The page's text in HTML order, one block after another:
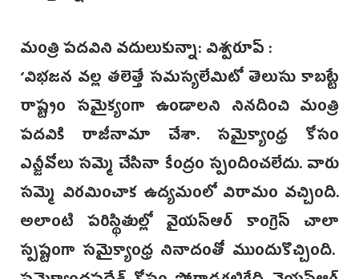
మంత్రి పదవిని వదులుకున్నా: విశ్వరూప్ :
‘విభజన వల్ల తలెత్తే సమస్యలేమిటో తెలుసు కాబట్టే
రాష్ట్రం సమైక్యంగా ఉండాలని నినదించి మంత్రి
పదవికి రాజీనామా చేశా. సమైక్యాంధ్ర కోసం
ఎన్జీవోలు సమ్మె చేసినా కేంద్రం స్పందించలేదు. వారు
సమ్మె విరమించాక ఉద్యమంలో విరామం వచ్చింది.
అలాంటి పరిస్థితుల్లో వైయస్ఆర్‌ కాంగ్రెస్ చాలా
స్పష్టంగా సమైక్యాంధ్ర నినాదంతో ముందుకొచ్చింది.